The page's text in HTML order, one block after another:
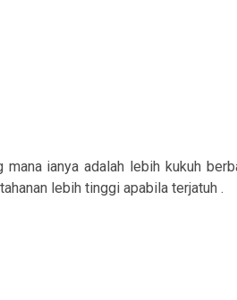
mana ianya adalah lebih kukuh
lebih tinggi apabila terjatuh .